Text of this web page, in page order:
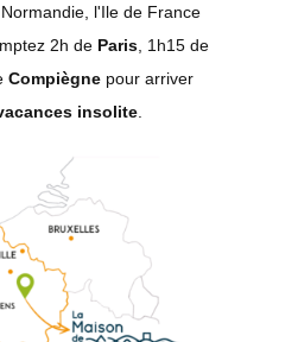
l'Ile de France
2h de Paris , 1h15 de
Compiègnepour arriver
insolite